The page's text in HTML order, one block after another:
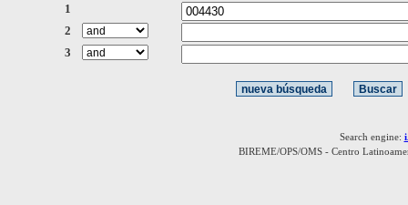
1
2
3
Search engine:
BIREME/OPS/OMS - Centro